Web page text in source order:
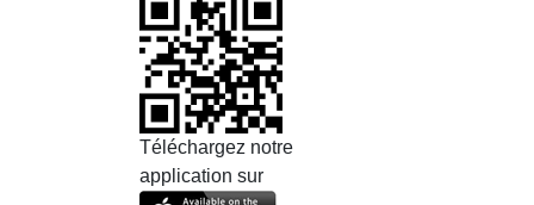
Téléchargez notre
application sur